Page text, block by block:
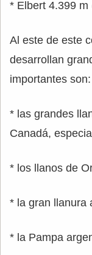
* Elbert 4.399 m
Al este de este
desarrollan
importantes son:
* las grandes
Canadá,
* los llanos de
* la gran llanura
* la Pampa